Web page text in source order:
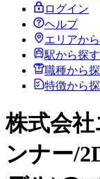
ログイン
ヘルプ
エリアか
駅から探す
職種から
特徴から
株式会
ンナー/